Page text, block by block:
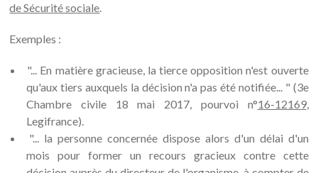
de Sécurité sociale.
Exemples :
"... En matière gracieuse, la tierce opposition n'est ouverte
qu'aux tiers auxquels la décision n'a pas été notifiée... " (3e
Chambre civile 18 mai 2017, pourvoi n°16-12169,
Legifrance).
"... la personne concernée dispose alors d'un délai d'un
mois pour former un recours gracieux contre cette